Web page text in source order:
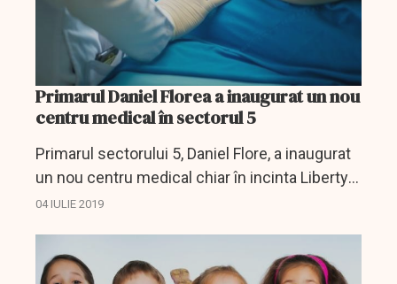
Primarul Daniel Florea a inaugurat un nou
centru medical în sectorul 5
Primarul sectorului 5, Daniel Flore, a inaugurat
un nou centru medical chiar în incinta Liberty
Mall.
04 IULIE 2019